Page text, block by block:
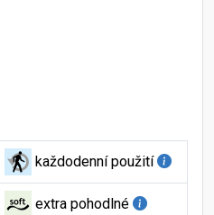
každodenní použití
extra pohodlné